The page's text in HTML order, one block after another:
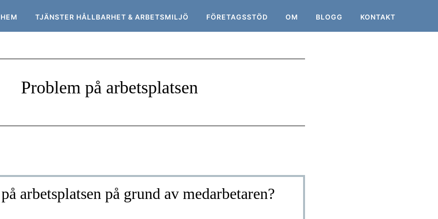
HEM TJÄNSTER HÅLLBARHET & ARBETSMILJÖ FÖRETAGSSTÖD OM BLOGG KONTAKT
Problem på arbetsplatsen
arbetsplatsen på grund av medarbetaren?